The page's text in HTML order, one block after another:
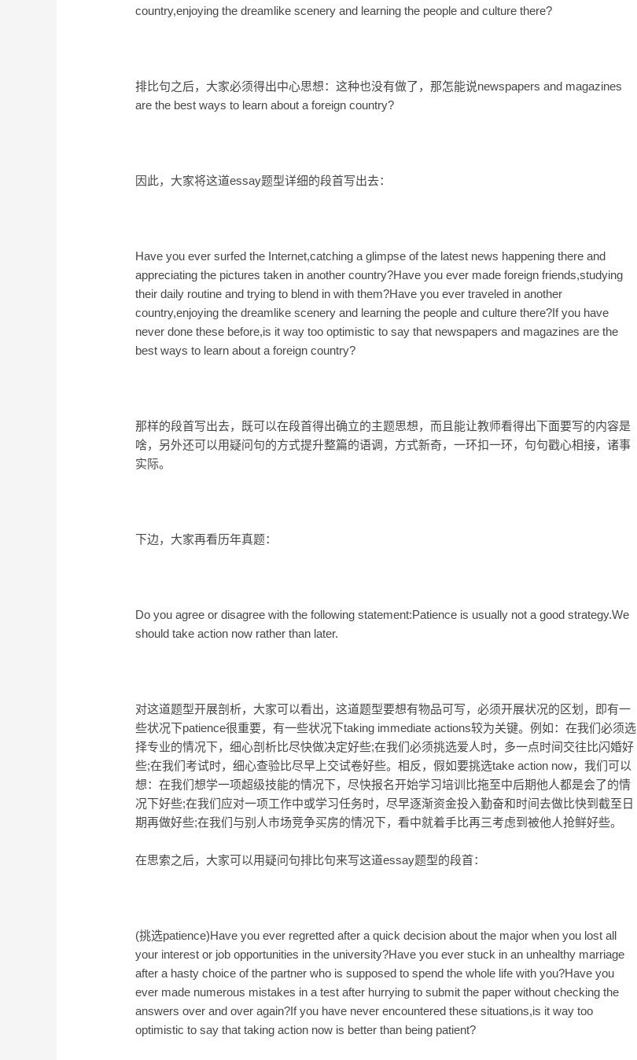
country,enjoying the dreamlike scenery and learning the people and culture there?
排比句之后，大家必须得出中心思想：这种也没有做了，那怎能说newspapers and magazines
are the best ways to learn about a foreign country?
因此，大家将这道essay题型详细的段首写出去：
Have you ever surfed the Internet,catching a glimpse of the latest news happening there and
appreciating the pictures taken in another country?Have you ever made foreign friends,studying
their daily routine and trying to blend in with them?Have you ever traveled in another
country,enjoying the dreamlike scenery and learning the people and culture there?If you have
never done these before,is it way too optimistic to say that newspapers and magazines are the
best ways to learn about a foreign country?
那样的段首写出去，既可以在段首得出确立的主题思想，而且能让教师看得出下面要写的内容是
啥，另外还可以用疑问句的方式提升整篇的语调，方式新奇，一环扣一环，句句戳心相接，诸事
实际。
下边，大家再看历年真题：
Do you agree or disagree with the following statement:Patience is usually not a good strategy.We
should take action now rather than later.
对这道题型开展剖析，大家可以看出，这道题型要想有物品可写，必须开展状况的区划，即有一
些状况下patience很重要，有一些状况下taking immediate actions较为关键。例如：在我们必须选
择专业的情况下，细心剖析比尽快做决定好些;在我们必须挑选爱人时，多一点时间交往比闪婚好
些;在我们考试时，细心查验比尽早上交试卷好些。相反，假如要挑选take action now，我们可以
想：在我们想学一项超级技能的情况下，尽快报名开始学习培训比拖至中后期他人都是会了的情
况下好些;在我们应对一项工作中或学习任务时，尽早逐渐资金投入勤奋和时间去做比快到截至日
期再做好些;在我们与别人市场竞争买房的情况下，看中就着手比再三考虑到被他人抢鲜好些。
在思索之后，大家可以用疑问句排比句来写这道essay题型的段首：
(挑选patience)Have you ever regretted after a quick decision about the major when you lost all
your interest or job opportunities in the university?Have you ever stuck in an unhealthy marriage
after a hasty choice of the partner who is supposed to spend the whole life with you?Have you
ever made numerous mistakes in a test after hurrying to submit the paper without checking the
answers over and over again?If you have never encountered these situations,is it way too
optimistic to say that taking action now is better than being patient?